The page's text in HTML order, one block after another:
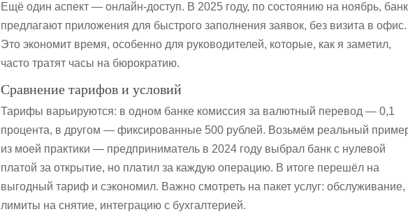
Ещё один аспект — онлайн-доступ. В 2025 году, по состоянию на ноябрь,
предлагают приложения для быстрого заполнения заявок, без визита в офис.
Это экономит время, особенно для руководителей, которые, как я заметил,
часто тратят часы на бюрократию.
Сравнение тарифов и условий
Тарифы варьируются: в одном банке комиссия за валютный перевод — 0,1
процента, в другом — фиксированные 500 рублей. Возьмём реальный
из моей практики — предприниматель в 2024 году выбрал банк с нулевой
платой за открытие, но платил за каждую операцию. В итоге перешёл на
выгодный тариф и сэкономил. Важно смотреть на пакет услуг: обслуживание,
лимиты на снятие, интеграцию с бухгалтерией.